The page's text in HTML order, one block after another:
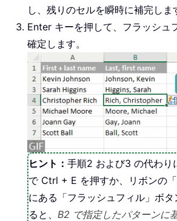
し、残りのセルを瞬時に補完しま
Enter キーを押して、フラッシュ
確定します。
ヒント： 手順2 および3 の代わり
で Ctrl + E を押すか、リボンの
にある「フラッシュフィル」ボタ
ると、 B2 で指定したパターンに